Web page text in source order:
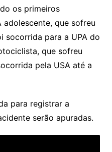
os primeiros
que sofreu
socorrida para a UPA do
que sofreu
pela USA até a
para registrar a
serão apuradas.